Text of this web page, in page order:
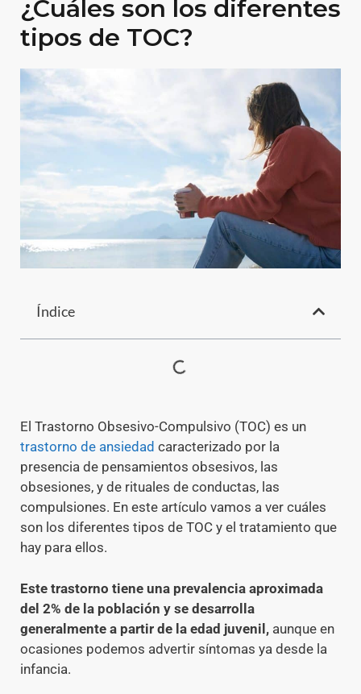
¿Cuáles son los diferentes
tipos de TOC?
Índice
El Trastorno Obsesivo-Compulsivo (TOC) es un
trastorno de ansiedad caracterizado por la
presencia de pensamientos obsesivos, las
obsesiones, y de rituales de conductas, las
compulsiones. En este artículo vamos a ver cuáles
son los diferentes tipos de TOC y el tratamiento que
hay para ellos.
Este trastorno tiene una prevalencia aproximada
del 2% de la población y se desarrolla
generalmente a partir de la edad juvenil, aunque en
ocasiones podemos advertir síntomas ya desde la
infancia.